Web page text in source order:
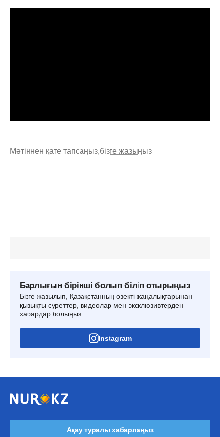
Мәтіннен қате тапсаңыз,бізге жазыңыз
Барлығын бірінші болып біліп отырыңыз
Бізге жазылып, Қазақстанның өзекті жаңалықтарынан,
қызықты суреттер, видеолар мен эксклюзивтерден
хабардар болыңыз.
Instagram
Ақау туралы хабарлаңыз